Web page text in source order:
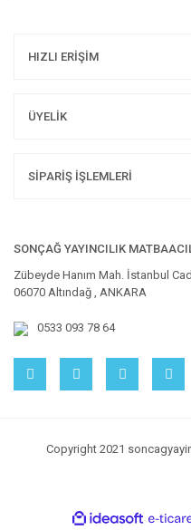
HIZLI ERİŞİM
ÜYELİK
SİPARİŞ İŞLEMLERİ
SONÇAĞ YAYINCILIK
Zübeyde Hanım Mah. İstanbul
06070 Altındağ , ANKARA
0533 093 78 64
Copyright 2021
ideasoft